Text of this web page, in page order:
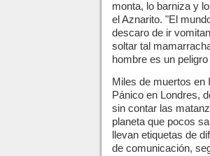
monta, lo barniza y
el Aznarito. "El
descaro de ir
soltar tal
hombre es un
Miles de muertos en
Pánico en Londres,
sin contar las
planeta que pocos
llevan etiquetas de
de comunicación,